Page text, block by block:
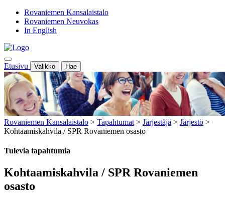
Rovaniemen Kansalaistalo
Rovaniemen Neuvokas
In English
Etusivu Valikko Hae
Rovaniemen Kansalaistalo > Tapahtumat > Järjestäjä > Järjestö >
Kohtaamiskahvila / SPR Rovaniemen osasto
Tulevia tapahtumia
Kohtaamiskahvila / SPR Rovaniemen
osasto